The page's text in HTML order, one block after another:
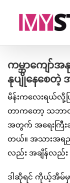
ကမ္ဘာကျော်
နုပျိုနေစေတဲ့
မိန်းကလေးရယ်လို့
တာကတော့ သဘာဝ
အတွက် အရေးကြီး
တယ်။ အသားအရည်
လည်း အချိန်လည်း
ဒါဆိုရင် ကိုယ့်အိမ်